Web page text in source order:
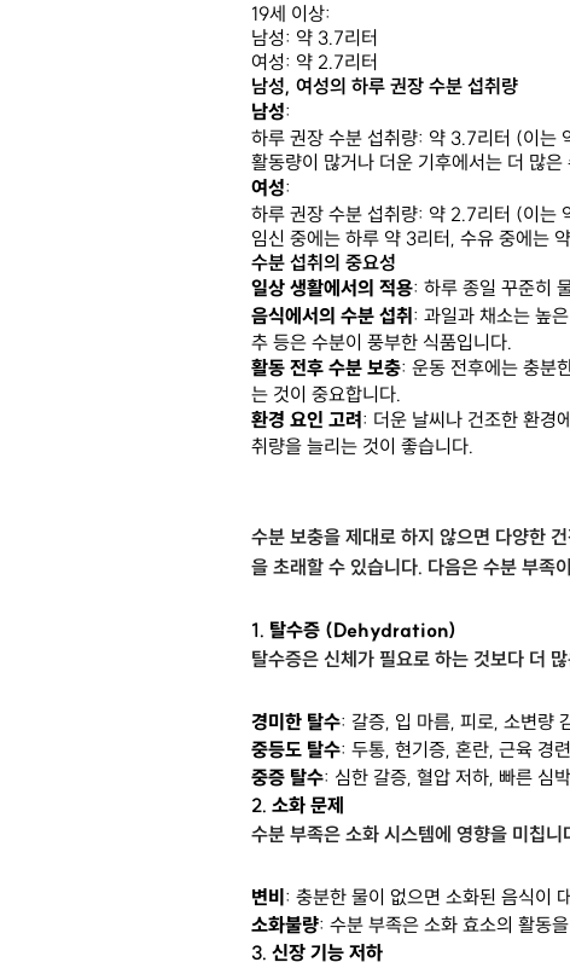
19세 이상:
남성: 약 3.7리터
여성: 약 2.7리터
남성, 여성의 하루 권장 수분 섭취량
남성:
하루 권장 수분 섭취량: 약 3.7리터 (이는
활동량이 많거나 더운 기후에서는 더 많
여성:
하루 권장 수분 섭취량: 약 2.7리터 (이는
임신 중에는 하루 약 3리터, 수유 중에는
수분 섭취의 중요성
일상 생활에서의 적용: 하루 종일 꾸준히
음식에서의 수분 섭취 : 과일과 채소는 높
추 등은 수분이 풍부한 식품입니다.
활동 전후 수분 보충: 운동 전후에는 충분
는 것이 중요합니다.
환경 요인 고려 : 더운 날씨나 건조한 환경
취량을 늘리는 것이 좋습니다.
수분 보충을 제대로 하지 않으면 다양한
을 초래할 수 있습니다. 다음은 수분 부족
1. 탈수증 (Dehydration)
탈수증은 신체가 필요로 하는 것보다 더
경미한 탈수: 갈증, 입 마름, 피로, 소변량
중등도 탈수: 두통, 현기증, 혼란, 근육 경
중증 탈수: 심한 갈증, 혈압 저하, 빠른 심
2. 소화 문제
수분 부족은 소화 시스템에 영향을 미칩니
변비 : 충분한 물이 없으면 소화된 음식이
소화불량: 수분 부족은 소화 효소의 활동
3. 신장 기능 저하